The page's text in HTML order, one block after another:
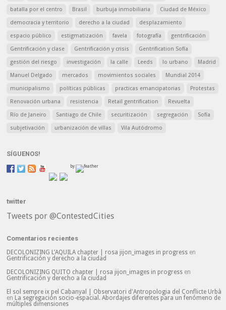
batalla por el centro
Brasil burbuja inmobiliaria
Ciudad de México
democracia y territorio
derecho a la ciudad
desplazamiento
espacio público
estigmatización favela fotografía
gentrificación
Gentrificación y clase
Gentrificación y crisis
Gentrification Sofía
gestión del riesgo
investigación la calle Leeds lo urbano
Madrid
Manuel Delgado
mercados movimientos sociales
Mundial 2014
municipalismo
políticas públicas practicas emancipatorias
Protestas
Renovación urbana
resistencia Retail gentrification
Revuelta
Río de Janeiro
Santiago de Chile securitización segregación
Sofía
subjetivación
urbanización de villas Vila Autódromo
SÍGUENOS!
by
twitter
Tweets por @ContestedCities
Comentarios recientes
DECOLONIZING L’AQUILA chapter | rosa jijon_images in progress en
Gentrificación y derecho a la ciudad
DECOLONIZING QUITO chapter | rosa jijon_images in progress en
Gentrificación y derecho a la ciudad
El sol sempre ix pel Cabanyal | Observatori d'Antropologia del Conflicte Urbà
en La segregación socio-espacial. Abordajes diferentes para un fenómeno de
múltiples dimensiones